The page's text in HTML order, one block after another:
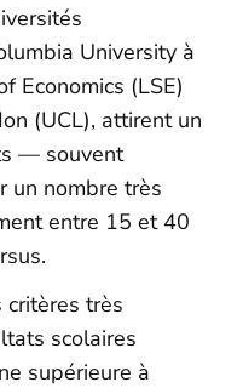
University à
Economics (LSE)
(UCL), attirent un
— souvent
un nombre très
entre 15 et 40
très
scolaires
supérieure à